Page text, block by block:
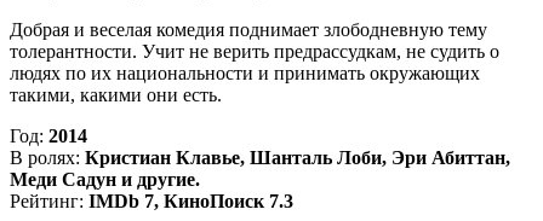
Добрая и веселая комедия поднимает злободневную тему
толерантности. Учит не верить предрассудкам, не судить о
людях по их национальности и принимать окружающих
такими, какими они есть.
Год: 2014
В ролях: Кристиан Клавье, Шанталь Лоби, Эри Абиттан,
Меди Садун и другие.
Рейтинг: IMDb 7, КиноПоиск 7.3